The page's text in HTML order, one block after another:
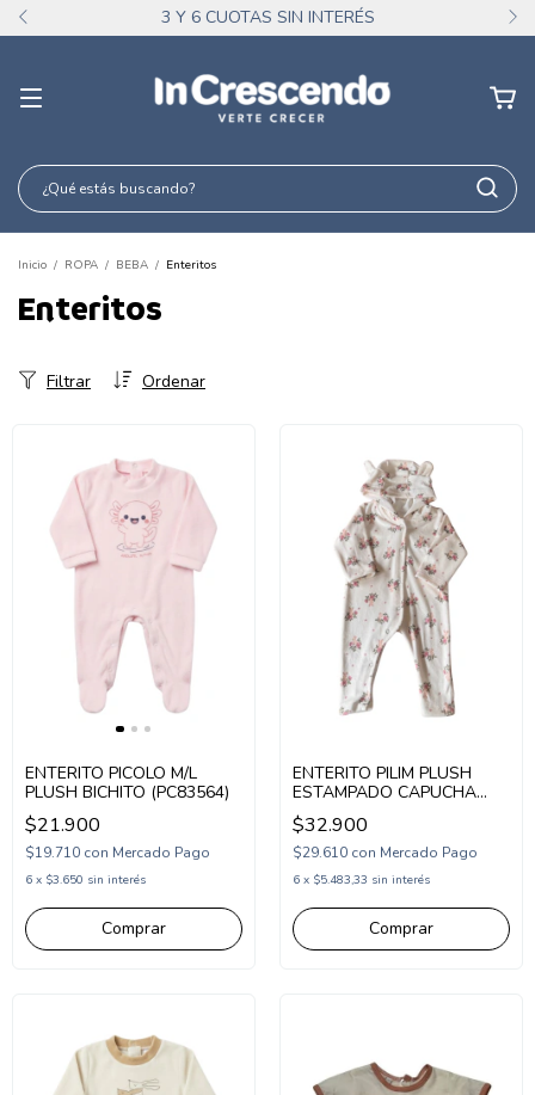
3 Y 6 CUOTAS SIN INTERÉS
Inicio / ROPA / BEBA / Enteritos
Enteritos
Ordenar
Filtrar
ENTERITO PICOLO M/L
PLUSH BICHITO (PC83564)
$21.900
$19.710 con Mercado Pago
6 x $3.650 sin interés
Comprar
ENTERITO PILIM PLUSH
ESTAMPADO CAPUCHA
(PI262135)
$32.900
$29.610 con Mercado Pago
6 x $5.483,33 sin interés
Comprar